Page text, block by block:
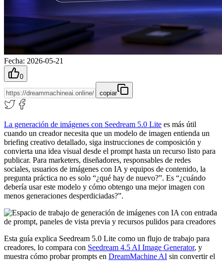
Fecha: 2026-05-21
0
copiar
La generación de imágenes con Seedream 5.0 Lite es más útil
cuando un creador necesita que un modelo de imagen entienda un
briefing creativo detallado, siga instrucciones de composición y
convierta una idea visual desde el prompt hasta un recurso listo para
publicar. Para marketers, diseñadores, responsables de redes
sociales, usuarios de imágenes con IA y equipos de contenido, la
pregunta práctica no es solo “¿qué hay de nuevo?”. Es “¿cuándo
debería usar este modelo y cómo obtengo una mejor imagen con
menos generaciones desperdiciadas?”.
Esta guía explica Seedream 5.0 Lite como un flujo de trabajo para
creadores, lo compara con Seedream 4.5 AI Image Generator, y
muestra cómo probar prompts en DreamMachine AI sin convertir el